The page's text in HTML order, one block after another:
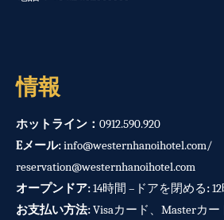
情報
ホットライン： 0912.590.920
Eメール:info@westernhanoihotel.com/
reservation@westernhanoihotel.com
オープンドア:14時間 –ドアを閉める:
お支払い方法:Visaカード、Masterカ